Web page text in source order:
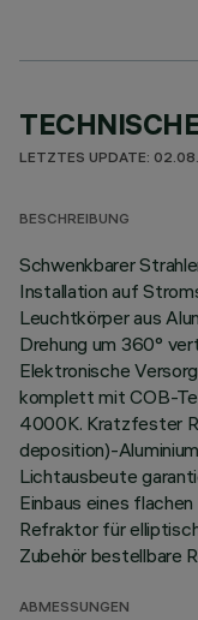
LETZTES UPDATE:
BESCHREIBUNG
Schwenkbarer
Installation auf
Leuchtkörper aus
Drehung um 360°
Elektronische
komplett mit COB-
4000K. Kratzfester
deposition)-
Lichtausbeute
Einbaus eines
Refraktor für
Zubehör bestellbare
ABMESSUNGEN